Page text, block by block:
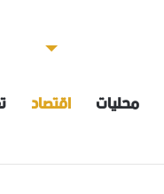
محليات اقتصاد